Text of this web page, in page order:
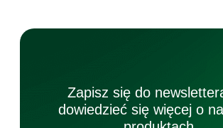
Zapisz się do
dowiedzieć się więcej o